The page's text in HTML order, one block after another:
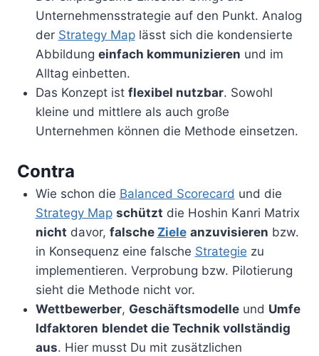
Unternehmensstrategie auf den Punkt. Analog
der Strategy Maplässt sich die kondensierte
Abbildung einfach kommunizieren und im
Alltag einbetten.
Das Konzept ist flexibel nutzbar. Sowohl
kleine und mittlere als auch große
Unternehmen können die Methode einsetzen.
Contra
Wie schon die Balanced Scorecard und die
Strategy Map schützt die Hoshin Kanri Matrix
nicht davor, falsche Ziele anzuvisieren bzw.
in Konsequenz eine falsche Strategie zu
implementieren. Verprobung bzw. Pilotierung
sieht die Methode nicht vor.
Wettbewerber, Geschäftsmodelleund Umfe
ldfaktoren blendet die Technik vollständig
aus. Hier musst Du mit zusätzlichen